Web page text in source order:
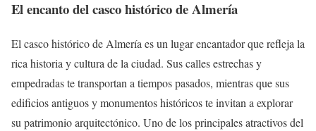
El encanto del casco histórico de Almería
El casco histórico de Almería es un lugar encantador que refleja la
rica historia y cultura de la ciudad. Sus calles estrechas y
empedradas te transportan a tiempos pasados, mientras que sus
edificios antiguos y monumentos históricos te invitan a explorar
su patrimonio arquitectónico. Uno de los principales atractivos del